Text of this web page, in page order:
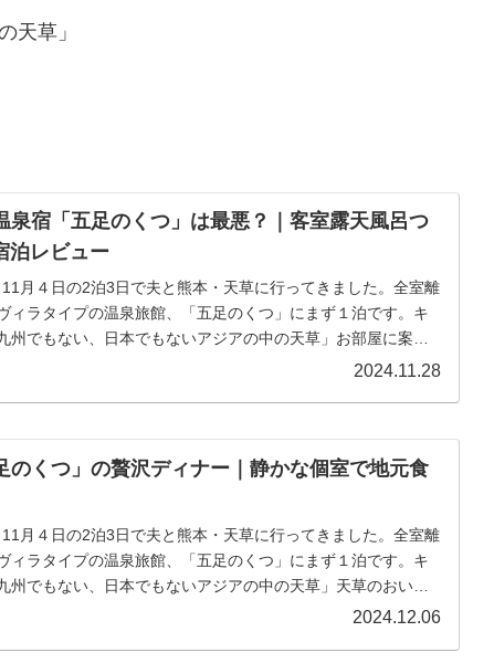
天草」
泉宿「五足のくつ」は最悪？｜客室露天風呂つ
泊レビュー
月４日の2泊3日で夫と熊本・天草に行ってきました。全室離
ィラタイプの温泉旅館、「五足のくつ」にまず１泊です。キ
州でもない、日本でもないアジアの中の天草」お部屋に案内
2024.11.28
のくつ」の贅沢ディナー｜静かな個室で地元食
月４日の2泊3日で夫と熊本・天草に行ってきました。全室離
ィラタイプの温泉旅館、「五足のくつ」にまず１泊です。キ
州でもない、日本でもないアジアの中の天草」天草のおいし
2024.12.06